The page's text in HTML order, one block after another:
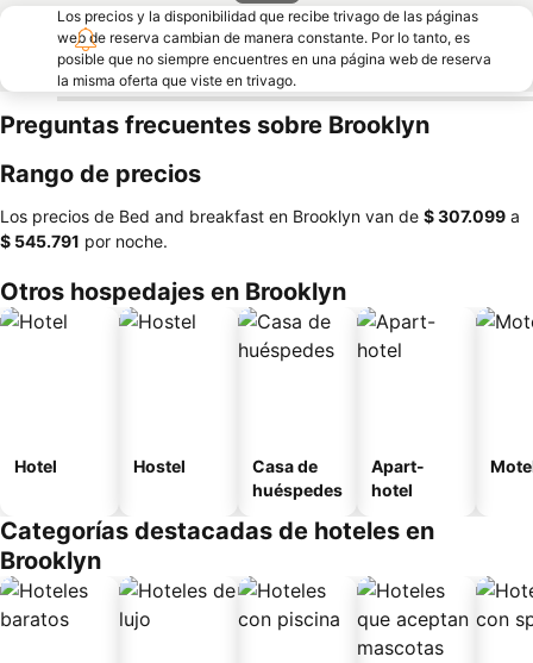
Los precios y la disponibilidad que recibe trivago de las páginas
web de reserva cambian de manera constante. Por lo tanto, es
posible que no siempre encuentres en una página web de reserva
la misma oferta que viste en trivago.
Preguntas frecuentes sobre Brooklyn
Rango de precios
Los precios de Bed and breakfast en Brooklyn van de ‎$ 307.099 a
‎$ 545.791 por noche.
Otros hospedajes en Brooklyn
Hotel Hostel
Casa de
huéspedes
Apart-
hotel
Categorías destacadas de hoteles en
Brooklyn